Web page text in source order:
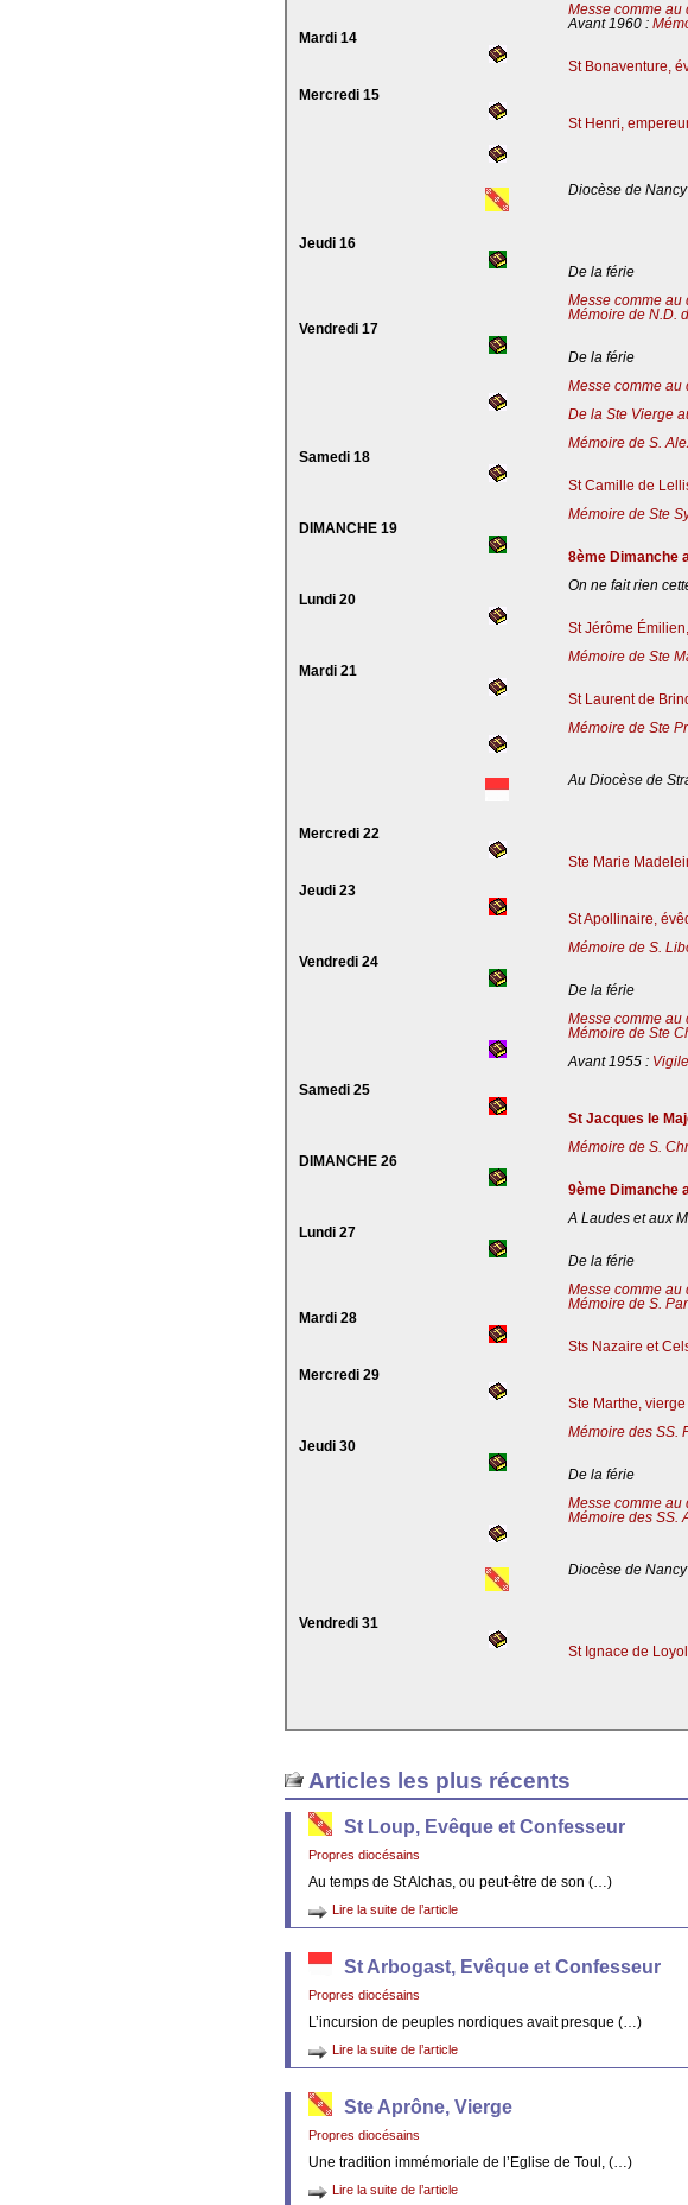
Messe comme au
Avant 1960 :
Mardi 14
St Bonaventure,
Mercredi 15
St Henri,
Diocèse de
Jeudi 16
De la férie
Messe comme au
Mémoire de N.D.
Vendredi 17
De la férie
Messe comme au
De la Ste Vierge
Mémoire de S.
Samedi 18
St Camille de
Mémoire de Ste
DIMANCHE 19
8ème Dimanche
On ne fait rien
Lundi 20
St Jérôme
Mémoire de Ste
Mardi 21
St Laurent de
Mémoire de Ste
Au Diocèse de
Mercredi 22
Ste Marie
Jeudi 23
St Apollinaire,
Mémoire de S.
Vendredi 24
De la férie
Messe comme au
Mémoire de Ste
Avant 1955 :
Samedi 25
St Jacques le
Mémoire de S.
DIMANCHE 26
9ème Dimanche
A Laudes et aux
Lundi 27
De la férie
Messe comme au
Mémoire de S.
Mardi 28
Sts Nazaire et
Mercredi 29
Ste Marthe, vierge
Mémoire des SS.
Jeudi 30
De la férie
Messe comme au
Mémoire des SS.
Diocèse de
Vendredi 31
St Ignace de
Articles les plus récents
St Loup, Evêque et Confesseur
Propres diocésains
Au temps de St Alchas, ou peut-être de son (…)
Lire la suite de l’article
St Arbogast, Evêque et Confesseur
Propres diocésains
L’incursion de peuples nordiques avait presque (…)
Lire la suite de l’article
Ste Aprône, Vierge
Propres diocésains
Une tradition immémoriale de l’Eglise de Toul, (…)
Lire la suite de l’article